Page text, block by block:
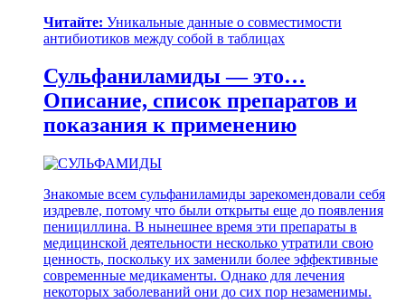
Читайте: Уникальные данные о совместимости
антибиотиков между собой в таблицах
Сульфаниламиды — это…
Описание, список препаратов и
показания к применению
Знакомые всем сульфаниламиды зарекомендовали себя
издревле, потому что были открыты еще до появления
пенициллина. В нынешнее время эти препараты в
медицинской деятельности несколько утратили свою
ценность, поскольку их заменили более эффективные
современные медикаменты. Однако для лечения
некоторых заболеваний они до сих пор незаменимы.